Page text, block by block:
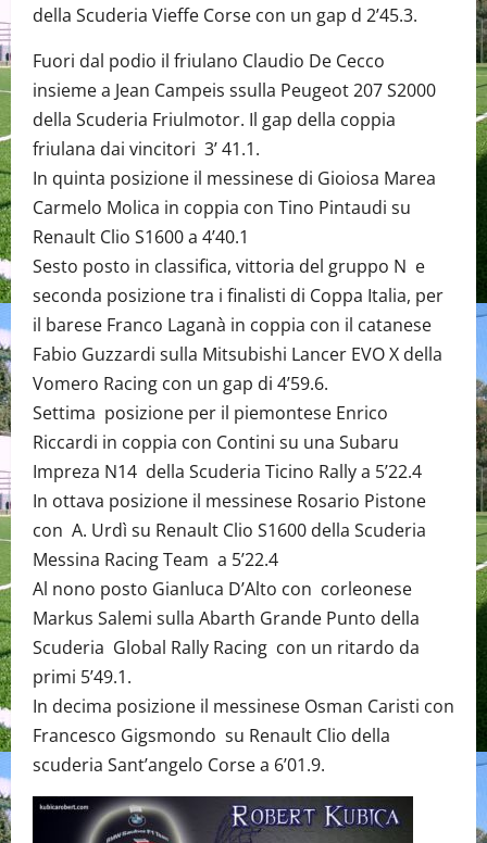
della Scuderia Vieffe Corse con un gap d 2’45.3.
Fuori dal podio il friulano Claudio De Cecco
insieme a Jean Campeis ssulla Peugeot 207 S2000
della Scuderia Friulmotor. Il gap della coppia
friulana dai vincitori 3’ 41.1.
In quinta posizione il messinese di Gioiosa Marea
Carmelo Molica in coppia con Tino Pintaudi su
Renault Clio S1600 a 4’40.1
Sesto posto in classifica, vittoria del gruppo N e
seconda posizione tra i finalisti di Coppa Italia, per
il barese Franco Laganà in coppia con il catanese
Fabio Guzzardi sulla Mitsubishi Lancer EVO X della
Vomero Racing con un gap di 4’59.6.
Settima posizione per il piemontese Enrico
Riccardi in coppia con Contini su una Subaru
Impreza N14 della Scuderia Ticino Rally a 5’22.4
In ottava posizione il messinese Rosario Pistone
con A. Urdì su Renault Clio S1600 della Scuderia
Messina Racing Team a 5’22.4
Al nono posto Gianluca D’Alto con corleonese
Markus Salemi sulla Abarth Grande Punto della
Scuderia Global Rally Racing con un ritardo da
primi 5’49.1.
In decima posizione il messinese Osman Caristi con
Francesco Gigsmondo su Renault Clio della
scuderia Sant’angelo Corse a 6’01.9.